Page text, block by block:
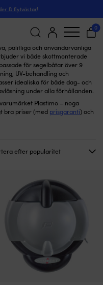
& flytvästar!
0
(23)
pålitliga och användarvänliga
vi både skottmonterade
för segelbåtar över 9
UV-behandling och
idealiska för både dag- och
under alla förhållanden.
Plastimo – noga
bra priser (med prisgaranti) och